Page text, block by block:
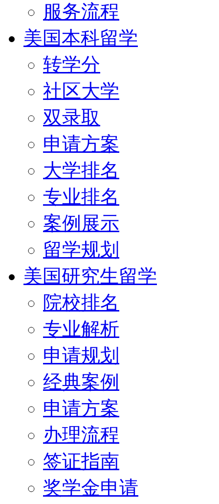
服务流程
美国本科留学
转学分
社区大学
双录取
申请方案
大学排名
专业排名
案例展示
留学规划
美国研究生留学
院校排名
专业解析
申请规划
经典案例
申请方案
办理流程
签证指南
奖学金申请